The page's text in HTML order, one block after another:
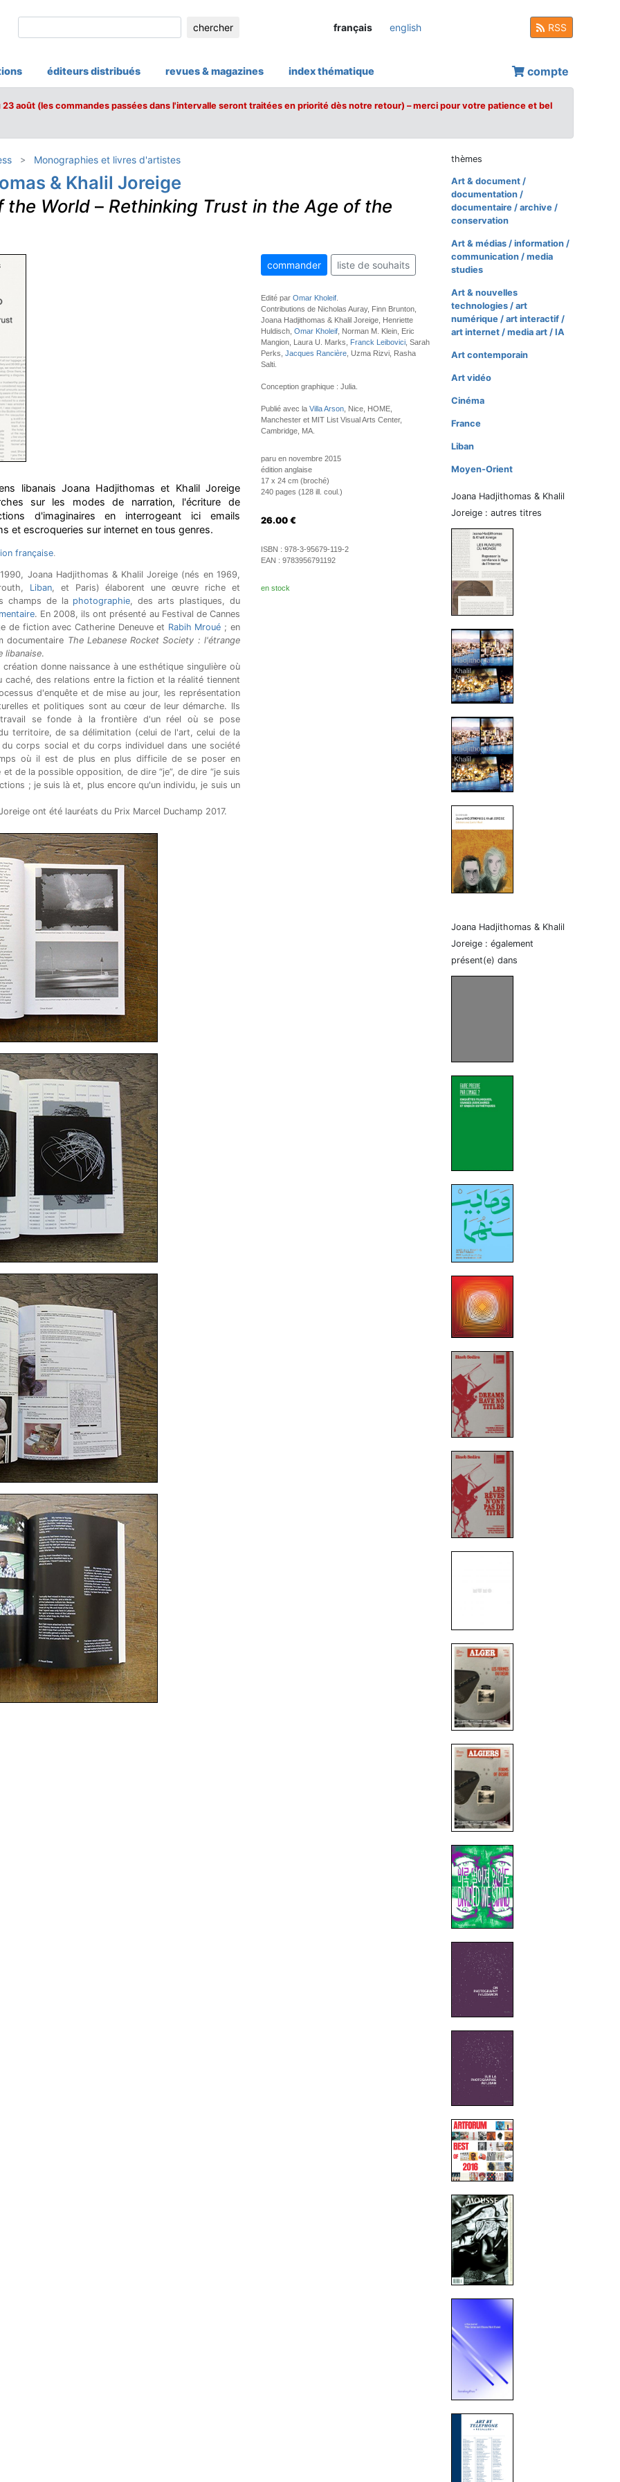
chercher français english RSS
éditeurs distribués revues & magazines index thématique compte
août (les commandes passées dans l'intervalle seront traitées en priorité dès notre retour) – merci pour votre patience et bel
Monographies et livres d'artistes
& Khalil Joreige
the World– Rethinking Trust in the Age of the
libanais Joana Hadjithomas et Khalil Joreige
sur les modes de narration, l'écriture de
d'imaginaires en interrogeant ici emails
et escroqueries sur internet en tous genres.
française.
Joana Hadjithomas & Khalil Joreige (nés en 1969,
Liban, et Paris) élaborent une œuvre riche et
champs de la photographie, des arts plastiques, du
. En 2008, ils ont présenté au Festival de Cannes
de fiction avec Catherine Deneuve et Rabih Mroué ; en
documentaire The Lebanese Rocket Society : l'étrange
libanaise.
donne naissance à une esthétique singulière où
caché, des relations entre la fiction et la réalité tiennent
d'enquête et de mise au jour, les représentation
et politiques sont au cœur de leur démarche. Ils
se fonde à la frontière d'un réel où se pose
territoire, de sa délimitation (celui de l'art, celui de la
corps social et du corps individuel dans une société
où il est de plus en plus difficile de se poser en
de la possible opposition, de dire “je”, de dire “je suis
; je suis là et, plus encore qu'un individu, je suis un
ont été lauréats du Prix Marcel Duchamp 2017.
commander liste de souhaits
Edité par Omar Kholeif.
Contributions de Nicholas Auray, Finn Brunton,
Joana Hadjithomas & Khalil Joreige, Henriette
Huldisch, Omar Kholeif, Norman M. Klein, Eric
Mangion, Laura U. Marks,
Franck Leibovici, Sarah
Perks, Jacques Rancière, Uzma Rizvi, Rasha
Salti.
Conception graphique : Julia.
Publié avec la Villa Arson, Nice, HOME,
Manchester et MIT List Visual Arts Center,
Cambridge, MA.
paru en novembre 2015
édition anglaise
17 x 24 cm (broché)
240 pages (128 ill. coul.)
26.00 €
ISBN : 978-3-95679-119-2
EAN : 9783956791192
en stock
thèmes
Art & document /
documentation /
documentaire / archive /
conservation
Art & médias / information /
communication / media
studies
Art & nouvelles
technologies / art
numérique / art interactif /
art internet / media art / IA
Art contemporain
Art vidéo
Cinéma
France
Liban
Moyen-Orient
Joana Hadjithomas & Khalil
Joreige : autres titres
Joana Hadjithomas & Khalil
Joreige : également
présent(e) dans